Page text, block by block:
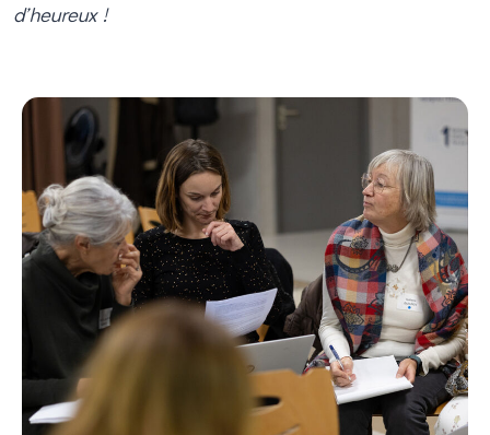
d’heureux !